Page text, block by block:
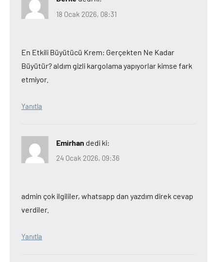
18 Ocak 2026, 08:31
En Etkili Büyütücü Krem: Gerçekten Ne Kadar
Büyütür? aldım gizli kargolama yapıyorlar kimse fark
etmiyor.
Yanıtla
Emirhan dedi ki:
24 Ocak 2026, 09:36
admin çok ilgililer, whatsapp dan yazdım direk cevap
verdiler.
Yanıtla